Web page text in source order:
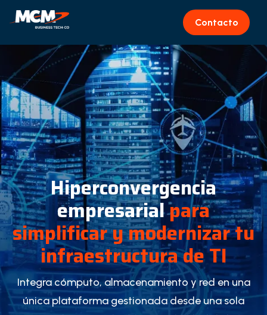
Contacto
Hiperconvergencia
empresarialpara
simplificar y modernizar tu
infraestructura de TI
Integra cómputo, almacenamiento y red en una
única plataforma gestionada desde una sola